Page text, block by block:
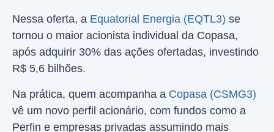
Nessa oferta, a Equatorial Energia (EQTL3) se
tornou o maior acionista individual da Copasa,
após adquirir 30% das ações ofertadas, investindo
R$ 5,6 bilhões.
Na prática, quem acompanha a Copasa (CSMG3)
vê um novo perfil acionário, com fundos como a
Perfin e empresas privadas assumindo mais